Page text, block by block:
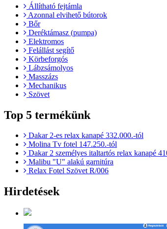
Állítható fejtámla
Azonnal elvihető bútorok
Bőr
Deréktámasz (pumpa)
Elektromos
Felállást segítő
Körbeforgós
Lábzsámolyos
Masszázs
Mechanikus
Szövet
Top 5 termékünk
Dakar 2-es relax kanapé 332.000.-tól
Molina Tv fotel 147.250.-tól
Dakar 2 személyes italtartós relax kanapé
Malibu "U" alakú garnitúra
Relax Fotel Szövet R/006
Hirdetések